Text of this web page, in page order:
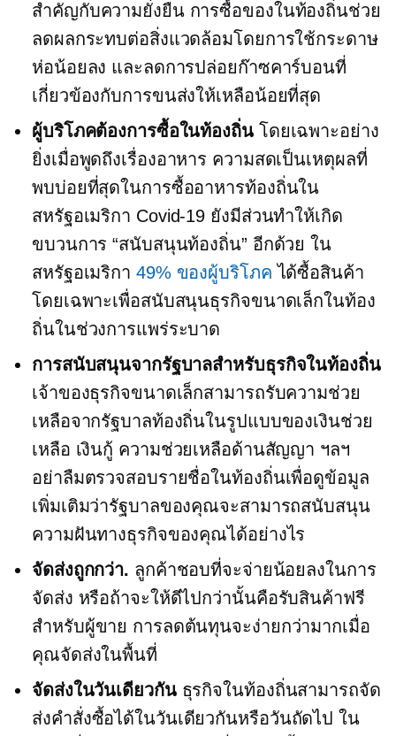
สำคัญกับความยั่งยืน การซื้อของในท้องถิ่นช่วย
ลดผลกระทบต่อสิ่งแวดล้อมโดยการใช้กระดาษ
ห่อน้อยลง และลดการปล่อยก๊าซคาร์บอนที่
เกี่ยวข้องกับการขนส่งให้เหลือน้อยที่สุด
ผู้บริโภคต้องการซื้อในท้องถิ่นโดยเฉพาะอย่าง
ยิ่งเมื่อพูดถึงเรื่องอาหาร ความสดเป็นเหตุผลที่
พบบ่อยที่สุดในการซื้ออาหารท้องถิ่นใน
สหรัฐอเมริกา Covid-19 ยังมีส่วนทำให้เกิด
ขบวนการ “สนับสนุนท้องถิ่น” อีกด้วย ใน
สหรัฐอเมริกา 49% ของผู้บริโภค ได้ซื้อสินค้า
โดยเฉพาะเพื่อสนับสนุนธุรกิจขนาดเล็กในท้อง
ถิ่นในช่วงการแพร่ระบาด
การสนับสนุนจากรัฐบาลสำหรับธุรกิจในท้องถิ่น
เจ้าของธุรกิจขนาดเล็กสามารถรับความช่วย
เหลือจากรัฐบาลท้องถิ่นในรูปแบบของเงินช่วย
เหลือ เงินกู้ ความช่วยเหลือด้านสัญญา ฯลฯ
อย่าลืมตรวจสอบรายชื่อในท้องถิ่นเพื่อดูข้อมูล
เพิ่มเติมว่ารัฐบาลของคุณจะสามารถสนับสนุน
ความฝันทางธุรกิจของคุณได้อย่างไร
จัดส่งถูกกว่า. ลูกค้าชอบที่จะจ่ายน้อยลงในการ
จัดส่ง หรือถ้าจะให้ดีไปกว่านั้นคือรับสินค้าฟรี
สำหรับผู้ขาย การลดต้นทุนจะง่ายกว่ามากเมื่อ
คุณจัดส่งในพื้นที่
จัดส่งในวันเดียวกันธุรกิจในท้องถิ่นสามารถจัด
ส่งคำสั่งซื้อได้ในวันเดียวกันหรือวันถัดไป ใน